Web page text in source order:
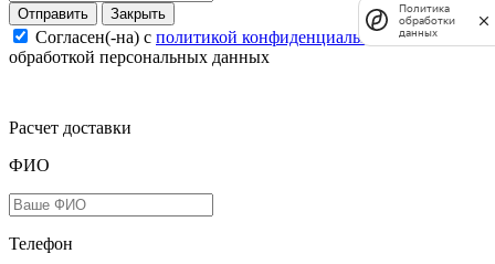
Закрыть
Согласен(-на) c политикой конфиденциальностии
обработкой персональных данных
Расчет доставки
ФИО
Телефон
Политика
обработки
данных